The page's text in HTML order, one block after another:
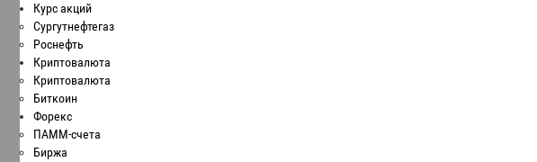
Курс акций
Сургутнефтегаз
Роснефть
Криптовалюта
Криптовалюта
Биткоин
Форекс
ПАММ-счета
Биржа